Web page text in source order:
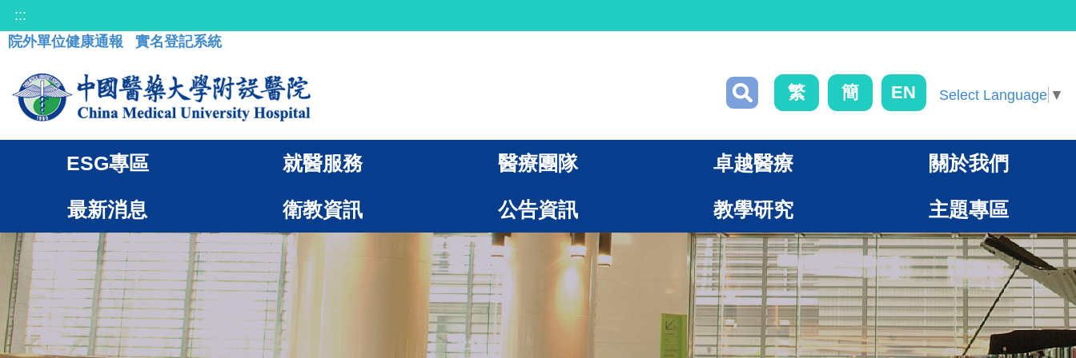
:::
院外單位健康通報
實名登記系統
繁 簡 EN Select Language ▼
ESG專區 就醫服務 醫療團隊 卓越醫療 關於我們
最新消息 衛教資訊 公告資訊 教學研究 主題專區